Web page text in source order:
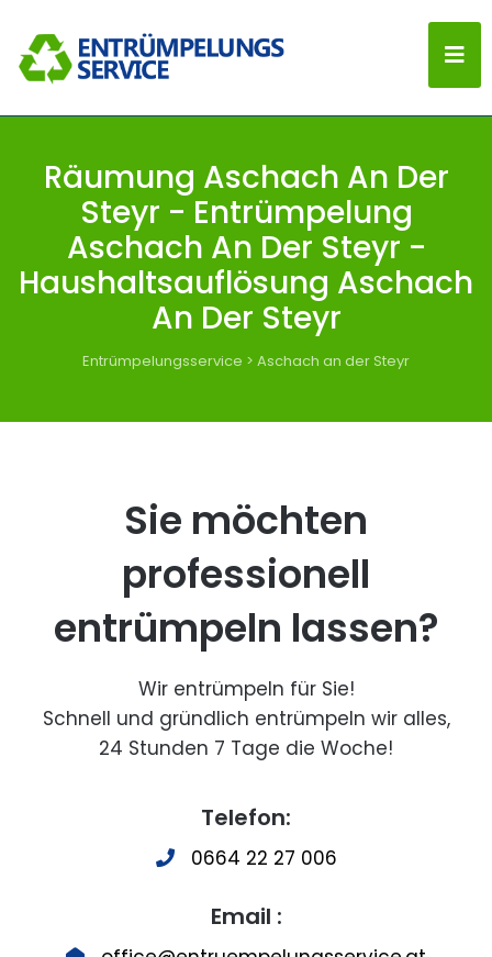
Räumung Aschach An Der
Steyr - Entrümpelung
Aschach An Der Steyr -
Haushaltsauflösung Aschach
An Der Steyr
Entrümpelungsservice > Aschach an der Steyr
Sie möchten
professionell
entrümpeln lassen?
Wir entrümpeln für Sie!
Schnell und gründlich entrümpeln wir alles,
24 Stunden 7 Tage die Woche!
Telefon:
0664 22 27 006
Email :